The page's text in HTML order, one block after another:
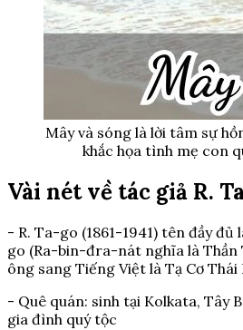
Mây và sóng là lời tâm sự
khắc họa tình mẹ con
Vài nét về tác giả R.
- R. Ta-go (1861-1941) tên đầy
go (Ra-bin-đra-nát nghĩa là Thần
ông sang Tiếng Việt là Tạ Cơ Thái
- Quê quán: sinh tại Kolkata, Tây
gia đình quý tộc